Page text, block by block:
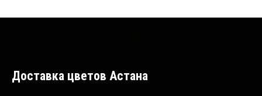
Доставка цветов Астана